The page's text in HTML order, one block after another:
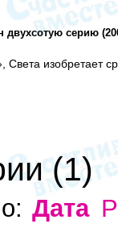
двухсотую серию
Света
(1)
Дата